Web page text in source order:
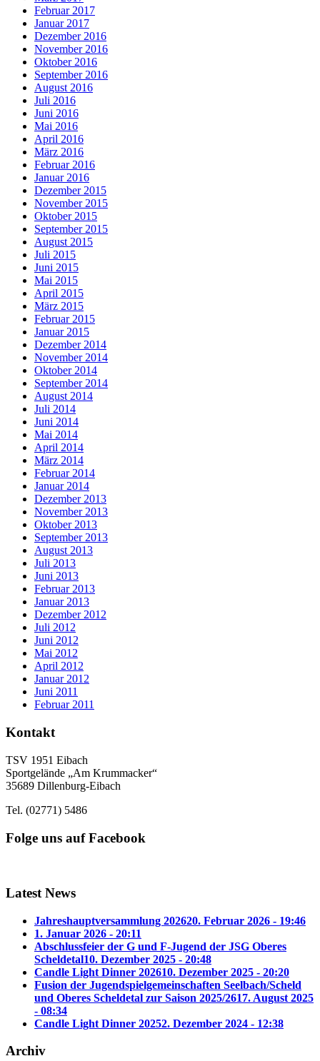
Februar 2017
Januar 2017
Dezember 2016
November 2016
Oktober 2016
September 2016
August 2016
Juli 2016
Juni 2016
Mai 2016
April 2016
März 2016
Februar 2016
Januar 2016
Dezember 2015
November 2015
Oktober 2015
September 2015
August 2015
Juli 2015
Juni 2015
Mai 2015
April 2015
März 2015
Februar 2015
Januar 2015
Dezember 2014
November 2014
Oktober 2014
September 2014
August 2014
Juli 2014
Juni 2014
Mai 2014
April 2014
März 2014
Februar 2014
Januar 2014
Dezember 2013
November 2013
Oktober 2013
September 2013
August 2013
Juli 2013
Juni 2013
Februar 2013
Januar 2013
Dezember 2012
Juli 2012
Juni 2012
Mai 2012
April 2012
Januar 2012
Juni 2011
Februar 2011
Kontakt
TSV 1951 Eibach
Sportgelände „Am Krummacker“
35689 Dillenburg-Eibach
Tel. (02771) 5486
Folge uns auf Facebook
Latest News
Jahreshauptversammlung 202620. Februar 2026 - 19:46
1. Januar 2026 - 20:11
Abschlussfeier der G und F-Jugend der JSG Oberes
Scheldetal10. Dezember 2025 - 20:48
Candle Light Dinner 202610. Dezember 2025 - 20:20
Fusion der Jugendspielgemeinschaften Seelbach/Scheld
und Oberes Scheldetal zur Saison 2025/2617. August 2025
- 08:34
Candle Light Dinner 20252. Dezember 2024 - 12:38
Archiv